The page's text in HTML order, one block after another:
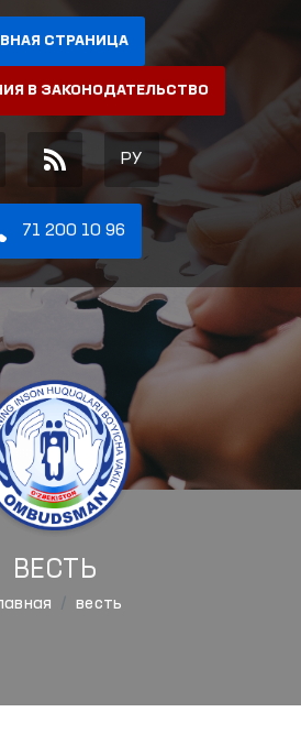
СТРАНИЦА
В ЗАКОНОДАТЕЛЬСТВО
РУ
71 200 10 96
ВЕСТЬ
весть